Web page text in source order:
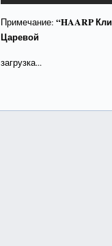
Примечание:“HAARP
Царевой
загрузка...